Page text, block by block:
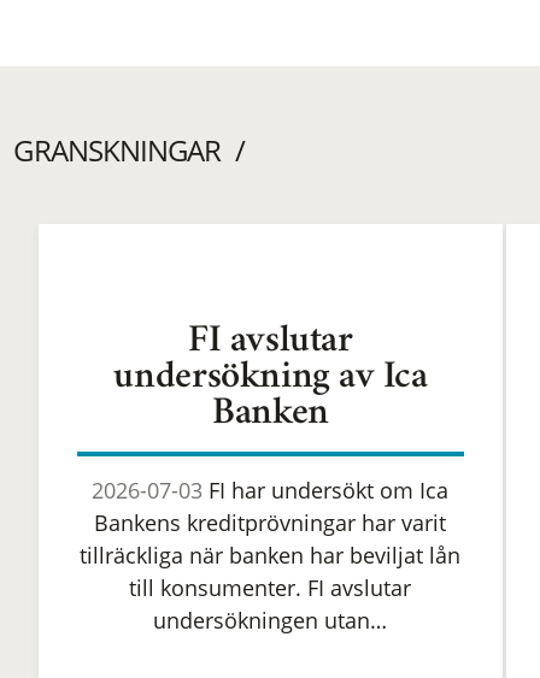
GRANSKNINGAR
FI avslutar
undersökning av Ica
Banken
2026-07-03 FI har undersökt om Ica
Bankens kreditprövningar har varit
tillräckliga när banken har beviljat lån
till konsumenter. FI avslutar
undersökningen utan…